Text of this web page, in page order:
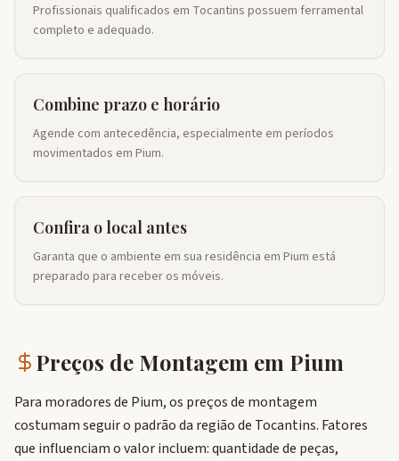
Profissionais qualificados em Tocantins possuem ferramental
completo e adequado.
Combine prazo e horário
Agende com antecedência, especialmente em períodos
movimentados em Pium.
Confira o local antes
Garanta que o ambiente em sua residência em Pium está
preparado para receber os móveis.
Preços de Montagem em Pium
Para moradores de Pium, os preços de montagem
costumam seguir o padrão da região de Tocantins. Fatores
que influenciam o valor incluem: quantidade de peças,